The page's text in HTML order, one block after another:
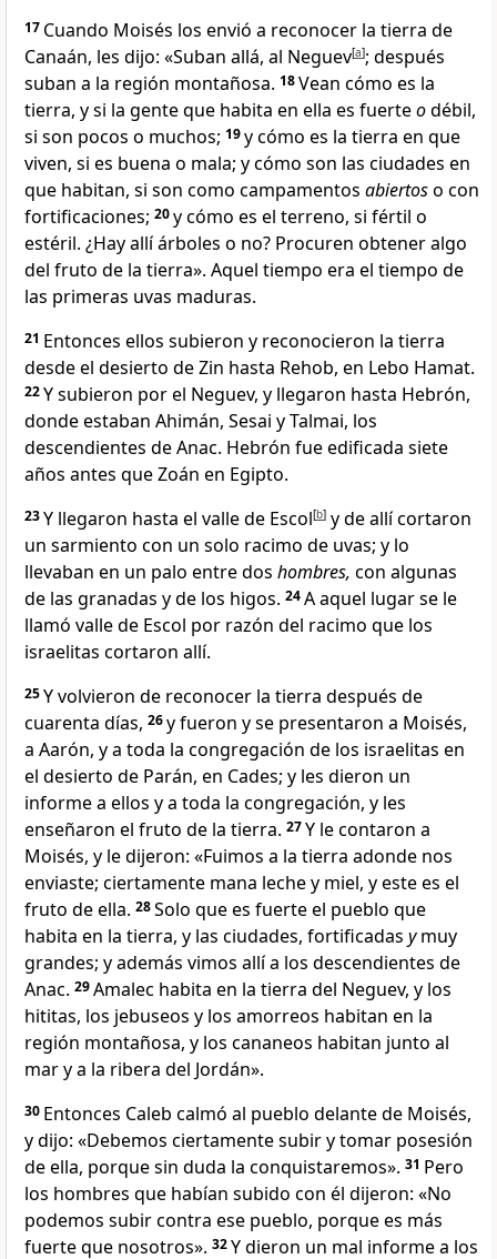
17 Cuando Moisés los envió a reconocer la tierra de
Canaán, les dijo: «Suban allá, al Neguev[a]; después
suban a la región montañosa. 18Vean cómo es la
tierra, y si la gente que habita en ella es fuerteodébil,
si son pocos o muchos; 19y cómo es la tierra en que
viven, si es buena o mala; y cómo son las ciudades en
que habitan, si son como campamentos abiertoso con
fortificaciones; 20y cómo es el terreno, si fértil o
estéril. ¿Hay allí árboles o no? Procuren obtener algo
del fruto de la tierra». Aquel tiempo era el tiempo de
las primeras uvas maduras.
21 Entonces ellos subieron y reconocieron la tierra
desde el desierto de Zin hasta Rehob, en Lebo Hamat.
22Y subieron por el Neguev, y llegaron hasta Hebrón,
donde estaban Ahimán, Sesai y Talmai, los
descendientes de Anac. Hebrón fue edificada siete
años antes que Zoán en Egipto.
23Y llegaron hasta el valle de Escol[b] y de allí cortaron
un sarmiento con un solo racimo de uvas; y lo
llevaban en un palo entre dos hombres, con algunas
de las granadas y de los higos. 24A aquel lugar se le
llamó valle de Escol por razón del racimo que los
israelitas cortaron allí.
25Y volvieron de reconocer la tierra después de
cuarenta días, 26y fueron y se presentaron a Moisés,
a Aarón, y a toda la congregación de los israelitas en
el desierto de Parán, en Cades; y les dieron un
informe a ellos y a toda la congregación, y les
enseñaron el fruto de la tierra. 27Y le contaron a
Moisés, y le dijeron: «Fuimos a la tierra adonde nos
enviaste; ciertamente mana leche y miel, y este es el
fruto de ella. 28Solo que es fuerte el pueblo que
habita en la tierra, y las ciudades, fortificadas ymuy
grandes; y además vimos allí a los descendientes de
Anac. 29Amalec habita en la tierra del Neguev, y los
hititas, los jebuseos y los amorreos habitan en la
región montañosa, y los cananeos habitan junto al
mar y a la ribera del Jordán».
30 Entonces Caleb calmó al pueblo delante de Moisés,
y dijo: «Debemos ciertamente subir y tomar posesión
de ella, porque sin duda la conquistaremos». 31 Pero
los hombres que habían subido con él dijeron: «No
podemos subir contra ese pueblo, porque es más
fuerte que nosotros». 32Y dieron un mal informe a los